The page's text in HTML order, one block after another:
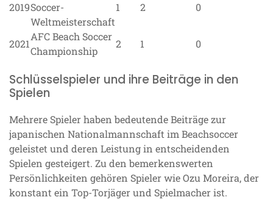
2019Soccer-
Weltmeisterschaft
1 2 0
2021
AFC Beach Soccer
Championship
2 1 0
Schlüsselspieler und ihre Beiträge in den
Spielen
Mehrere Spieler haben bedeutende Beiträge zur
japanischen Nationalmannschaft im Beachsoccer
geleistet und deren Leistung in entscheidenden
Spielen gesteigert. Zu den bemerkenswerten
Persönlichkeiten gehören Spieler wie Ozu Moreira, der
konstant ein Top-Torjäger und Spielmacher ist.